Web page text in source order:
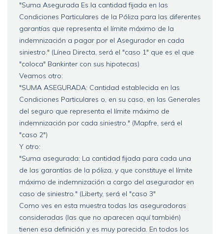
"Suma Asegurada Es la cantidad fijada en las
Condiciones Particulares de la Póliza para las diferentes
garantías que representa el límite máximo de la
indemnización a pagar por el Asegurador en cada
siniestro." (Línea Directa, será el "caso 1" que es el que
"coloca" Bankinter con sus hipotecas)
Veamos otro:
"SUMA ASEGURADA: Cantidad establecida en las
Condiciones Particulares o, en su caso, en las Generales
del seguro que representa el límite máximo de
indemnización por cada siniestro." (Mapfre, será el
"caso 2")
Y otro:
"Suma asegurada: La cantidad fijada para cada una
de las garantías de la póliza, y que constituye el límite
máximo de indemnización a cargo del asegurador en
caso de siniestro." (Liberty, será el "caso 3"
Como ves en esta muestra todas las aseguradoras
consideradas (las que no aparecen aquí también)
tienen esa definición y es muy parecida. En todos los